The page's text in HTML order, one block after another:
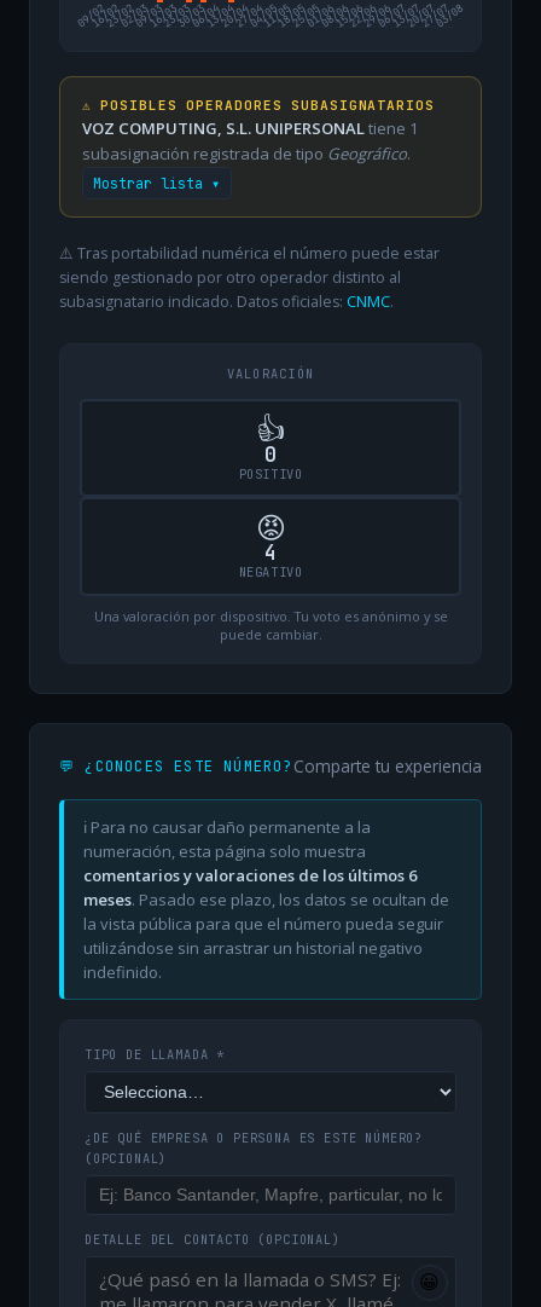
09/02
16/0223/0202/0309/0316/0323/0330/0306/0413/0420/0427/0404/0511/0518/0525/0501/0608/0615/0622/0629/0606/0713/0720/0727/07
03/08
⚠️ POSIBLES OPERADORES SUBASIGNATARIOS
VOZ COMPUTING, S.L. UNIPERSONALtiene 1
subasignación registrada de tipo Geográfico.
Mostrar lista ▾
⚠️ Tras portabilidad numérica el número puede estar
siendo gestionado por otro operador distinto al
subasignatario indicado. Datos oficiales: CNMC.
VALORACIÓN
👍
0
POSITIVO
😡
4
NEGATIVO
Una valoración por dispositivo. Tu voto es anónimo y se
puede cambiar.
💬 ¿CONOCES ESTE NÚMERO? Comparte tu experiencia
ℹ️ Para no causar daño permanente a la
numeración, esta página solo muestra
comentarios y valoraciones de los últimos 6
meses. Pasado ese plazo, los datos se ocultan de
la vista pública para que el número pueda seguir
utilizándose sin arrastrar un historial negativo
indefinido.
TIPO DE LLAMADA *
¿DE QUÉ EMPRESA O PERSONA ES ESTE NÚMERO?
(OPCIONAL)
DETALLE DEL CONTACTO (OPCIONAL)
😀